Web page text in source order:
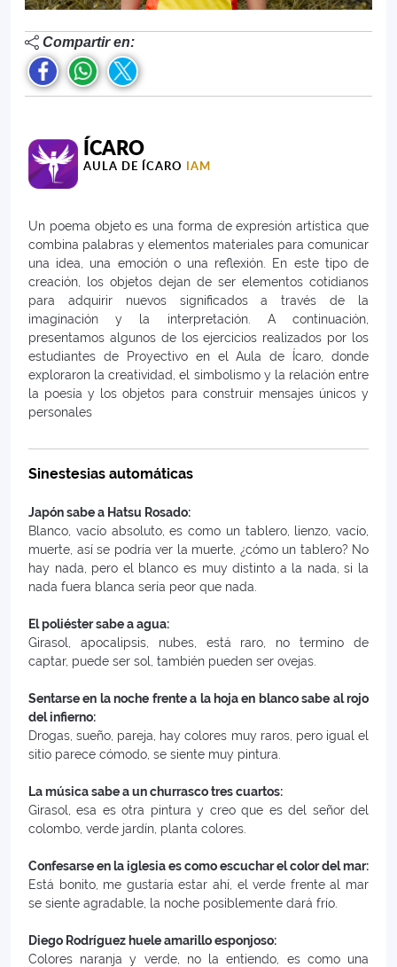
Compartir en:
ÍCARO
AULA DE ÍCARO IAM
Un poema objeto es una forma de expresión artística que
combina palabras y elementos materiales para comunicar
una idea, una emoción o una reflexión. En este tipo de
creación, los objetos dejan de ser elementos cotidianos
para adquirir nuevos significados a través de la
imaginación y la interpretación. A continuación,
presentamos algunos de los ejercicios realizados por los
estudiantes de Proyectivo en el Aula de Ícaro, donde
exploraron la creatividad, el simbolismo y la relación entre
la poesía y los objetos para construir mensajes únicos y
personales
Sinestesias automáticas
Japón sabe a Hatsu Rosado:
Blanco, vacío absoluto, es como un tablero, lienzo, vacío,
muerte, así se podría ver la muerte, ¿cómo un tablero? No
hay nada, pero el blanco es muy distinto a la nada, si la
nada fuera blanca sería peor que nada.
El poliéster sabe a agua:
Girasol, apocalipsis, nubes, está raro, no termino de
captar, puede ser sol, también pueden ser ovejas.
Sentarse en la noche frente a la hoja en blanco sabe al rojo
del infierno:
Drogas, sueño, pareja, hay colores muy raros, pero igual el
sitio parece cómodo, se siente muy pintura.
La música sabe a un churrasco tres cuartos:
Girasol, esa es otra pintura y creo que es del señor del
colombo, verde jardín, planta colores.
Confesarse en la iglesia es como escuchar el color del mar:
Está bonito, me gustaría estar ahí, el verde frente al mar
se siente agradable, la noche posiblemente dará frío.
Diego Rodríguez huele amarillo esponjoso:
Colores naranja y verde, no la entiendo, es como una